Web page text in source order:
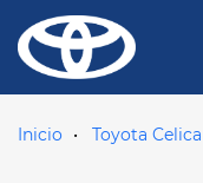
Inicio Toyota Celica